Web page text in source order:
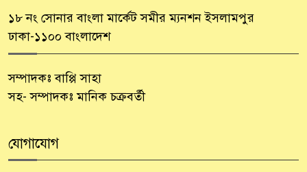
১৮ নং সোনার বাংলা মার্কেট সমীর ম্যনশন ইসলামপুর
ঢাকা-১১০০ বাংলাদেশ
সম্পাদকঃ বাপ্পি সাহা
সহ- সম্পাদকঃ মানিক চক্রবর্তী
যোগাযোগ